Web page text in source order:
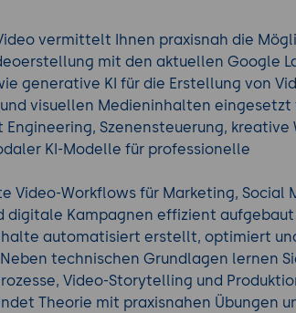
vermittelt Ihnen praxisnah die
mit den aktuellen Google
generative KI für die Erstellung von
visuellen Medieninhalten eingesetzt
Szenensteuerung, kreative
KI-Modelle für professionelle
Video-Workflows für Marketing, Social
digitale Kampagnen effizient
automatisiert erstellt, optimiert
technischen Grundlagen lernen
Video-Storytelling und
Theorie mit praxisnahen Übungen